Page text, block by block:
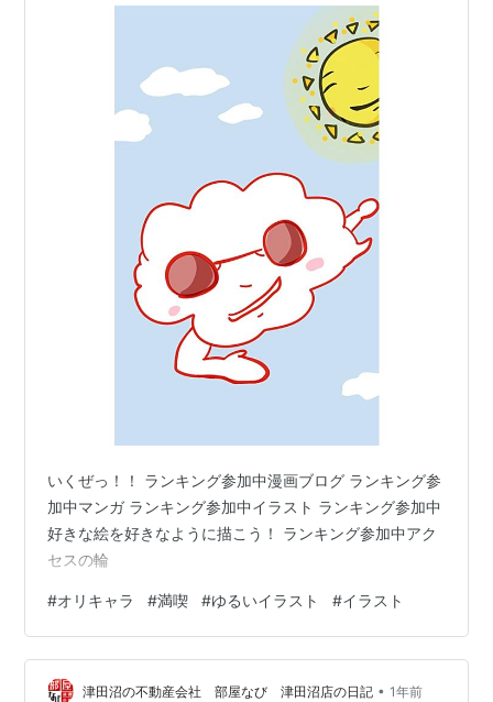
いくぜっ！！ ランキング参加中漫画ブログ ランキング参
加中マンガ ランキング参加中イラスト ランキング参加中
好きな絵を好きなように描こう！ ランキング参加中アク
セスの輪
#オリキャラ #満喫 #ゆるいイラスト #イラスト
津田沼の不動産会社 部屋なび 津田沼店の日記 • 1年前